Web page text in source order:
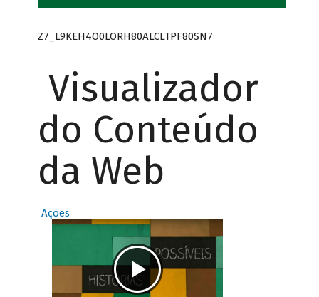
Z7_L9KEH4O0LORH80ALCLTPF80SN7
Visualizador
do Conteúdo
da Web
Ações